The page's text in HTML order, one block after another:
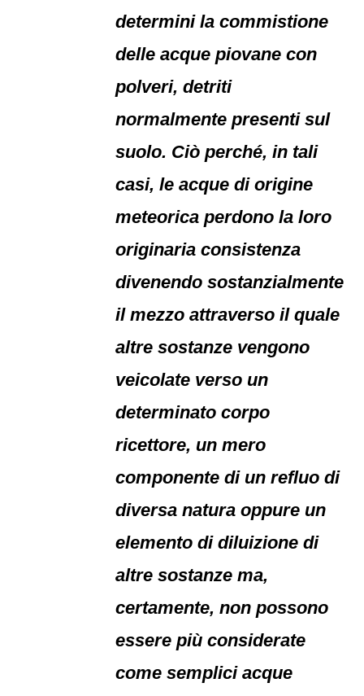
determini la commistione
delle acque piovane con
polveri, detriti
normalmente presenti sul
suolo. Ciò perché, in tali
casi, le acque di origine
meteorica perdono la loro
originaria consistenza
divenendo sostanzialmente
il mezzo attraverso il quale
altre sostanze vengono
veicolate verso un
determinato corpo
ricettore, un mero
componente di un refluo di
diversa natura oppure un
elemento di diluizione di
altre sostanze ma,
certamente, non possono
essere più considerate
come semplici acque